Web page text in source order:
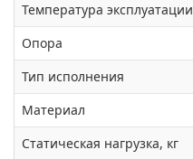
Температура эксплуатации
Опора
Тип исполнения
Материал
Статическая нагрузка, кг